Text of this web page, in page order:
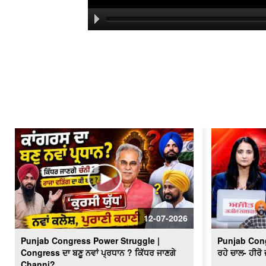
12-07-2026
Punjab Congress Power Struggle |
Congress ਦਾ ਬਣੂ ਨਵਾਂ ਪ੍ਰਧਾਨ ? ਕਿੱਧਰ ਜਾਣਗੇ
Punjab
ਰਹੇ ਚਾਲ- ਹੀਰੋ